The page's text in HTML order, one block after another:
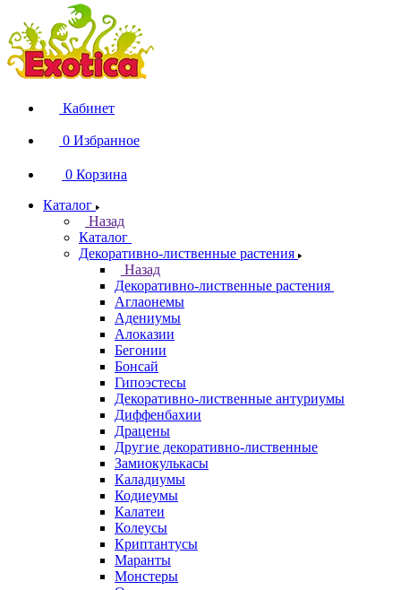
Кабинет
0 Избранное
0 Корзина
Каталог
Назад
Каталог
Декоративно-лиственные растения
Назад
Декоративно-лиственные растения
Аглаонемы
Адениумы
Алоказии
Бегонии
Бонсай
Гипоэстесы
Декоративно-лиственные антуриумы
Диффенбахии
Драцены
Другие декоративно-лиственные
Замиокулькасы
Каладиумы
Кодиеумы
Калатеи
Колеусы
Криптантусы
Маранты
Монстеры